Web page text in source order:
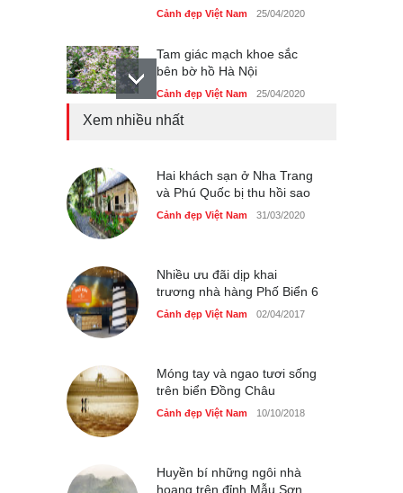
Cảnh đẹp Việt Nam 25/04/2020
Tam giác mạch khoe sắc
bên bờ hồ Hà Nội
Cảnh đẹp Việt Nam 25/04/2020
Cảnh đẹp Việt Nam 24/04/2020
Những món ăn đồng quê
Xem nhiều nhất
Hai khách sạn ở Nha Trang
và Phú Quốc bị thu hồi sao
Cảnh đẹp Việt Nam 31/03/2020
Nhiều ưu đãi dịp khai
trương nhà hàng Phố Biển 6
Cảnh đẹp Việt Nam 02/04/2017
Móng tay và ngao tươi sống
trên biển Đồng Châu
Cảnh đẹp Việt Nam 10/10/2018
Huyền bí những ngôi nhà
hoang trên đỉnh Mẫu Sơn